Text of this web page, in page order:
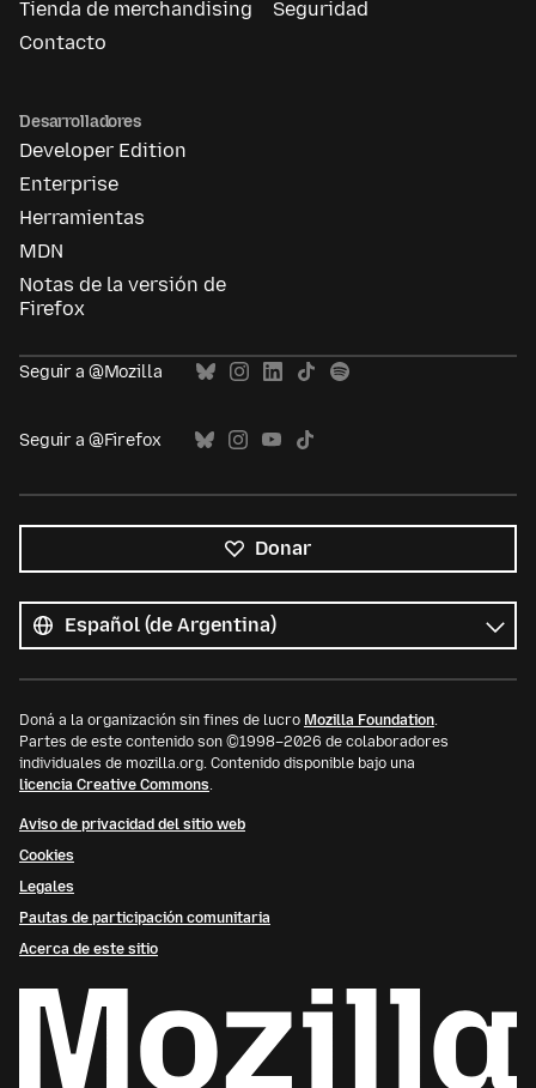
Tienda de merchandising
Contacto
Seguridad
Desarrolladores
Developer Edition
Enterprise
Herramientas
MDN
Notas de la versión de
Firefox
Seguir a @Mozilla
Seguir a @Firefox
Donar
los
idiomas
Idioma
Doná a la organización sin fines de lucro Mozilla Foundation.
Partes de este contenido son ©1998–2026 de colaboradores
individuales de mozilla.org. Contenido disponible bajo una
licencia Creative Commons.
Aviso de privacidad del sitio web
Cookies
Legales
Pautas de participación comunitaria
Acerca de este sitio